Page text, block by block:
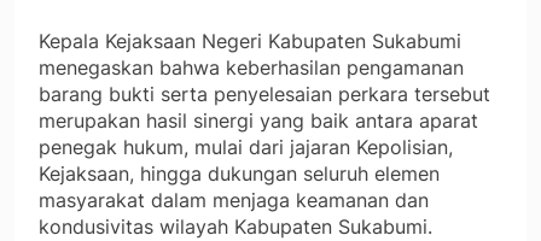
Kepala Kejaksaan Negeri Kabupaten Sukabumi
menegaskan bahwa keberhasilan pengamanan
barang bukti serta penyelesaian perkara tersebut
merupakan hasil sinergi yang baik antara aparat
penegak hukum, mulai dari jajaran Kepolisian,
Kejaksaan, hingga dukungan seluruh elemen
masyarakat dalam menjaga keamanan dan
kondusivitas wilayah Kabupaten Sukabumi.